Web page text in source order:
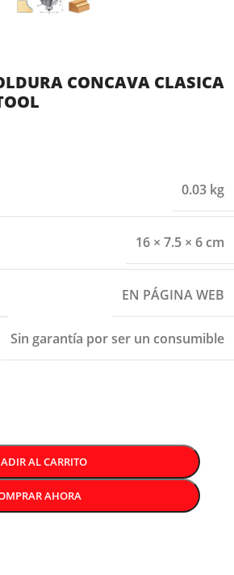
CONCAVA CLASICA
0.03 kg
16 × 7.5 × 6 cm
EN PÁGINA WEB
Sin garantía por ser un consumible
AL CARRITO
AHORA